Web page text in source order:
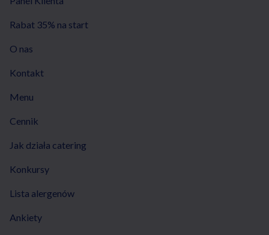
Rabat 35% na start
O nas
Kontakt
Menu
Cennik
Jak działa catering
Konkursy
Lista alergenów
Ankiety